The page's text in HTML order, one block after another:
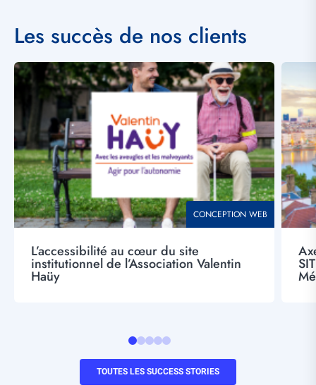
Titre
Les succès de nos clients
TOUTES LES SUCCESS STORIES
Visuel
principal
THÉMATIQUE
CONCEPTION WEB
L’accessibilité au cœur du site
institutionnel de l’Association Valentin
Haüy